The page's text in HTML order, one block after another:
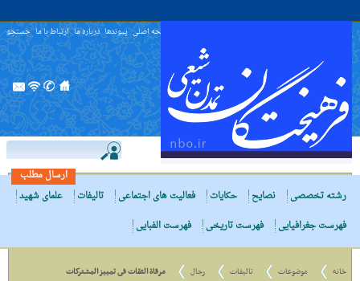
صفحه اصلی پیوندها درباره ما ارتباط با ما جستجو
ارسال مطلب
رشته تخصصی
نصایح حکایات فعالیت های اجتماعی تالیفات
علمای شهید
فهرست جغرافیایی
فهرست تاریخی فهرست الفبایی
خانه موضوعات تالیفات رجال مرقاة الثقات فى تمییز المشترکات